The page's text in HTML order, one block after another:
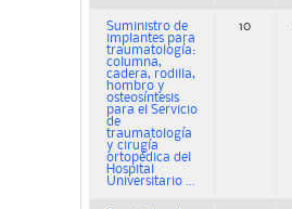
Suministro de
implantes para
traumatología:
columna,
cadera, rodilla,
hombro y
osteosíntesis
para el Servicio
de
traumatología
y cirugía
ortopédica del
Hospital
Universitario ...
10